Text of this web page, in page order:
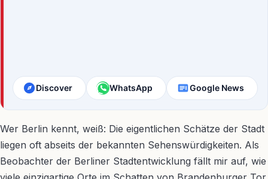
Discover WhatsApp Google News
Wer Berlin kennt, weiß: Die eigentlichen Schätze der Stadt
liegen oft abseits der bekannten Sehenswürdigkeiten. Als
Beobachter der Berliner Stadtentwicklung fällt mir auf, wie